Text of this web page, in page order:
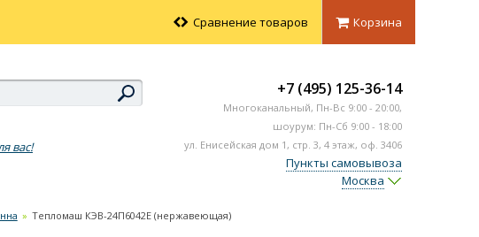
Сравнение товаров Корзина
вас!
+7 (495) 125-36-14
Многоканальный, Пн-Вс 9:00 - 20:00,
шоурум: Пн-Сб 9:00 - 18:00
ул. Енисейская дом 1, стр. 3, 4 этаж, оф. 3406
Пункты самовывоза
Москва
» Тепломаш КЭВ-24П6042Е (нержавеющая)